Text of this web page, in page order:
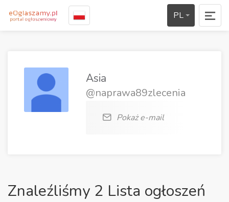
PL
Asia
@naprawa89zlecenia
Pokaż e-mail
Znaleźliśmy 2 Lista ogłoszeń